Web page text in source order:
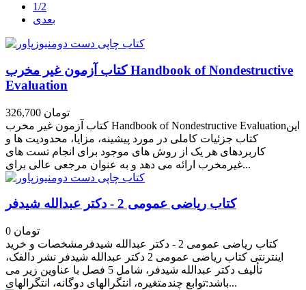
1/2
بعدی
کتاب آزمون غیر مخرب Handbook of Nondestructive
Evaluation
326,700 تومان
کتاب آزمون غیر مخرب Handbook of Nondestructive Evaluationاین
کتاب جزئیات کاملی در مورد پیشینه، مزایا، محدودیت ها و
کاربردهای هر یک از روش های موجود برای انجام تست های
غیرمخرب ارائه می دهد و به عنوان مرجعی عالی برای...
کتاب ریاضی عمومی 2 - دکتر عبدالله شیدفر
0 تومان
کتاب ریاضی عمومی 2 - دکتر عبدالله شیدفرمشخصات و خرید
اینترنتی کتاب ریاضی عمومی 2 دکتر عبدالله شیدفر نشر دالفک،
تألیف دکتر عبدالله شیدفر، شامل 5 فصل با عناوین زیر می
باشد:توابع چندمتغیره، انتگرالهای دوگانه، انتگرالهای...